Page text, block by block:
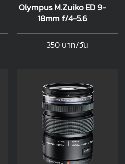
Olympus M.Zuiko ED 9-
18mm f/4-5.6
350 บาท/วัน